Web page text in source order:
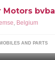
Motors bvba
, Belgium
AND PARTS